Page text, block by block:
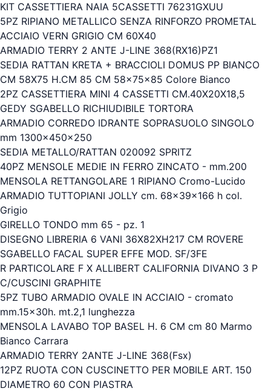
KIT CASSETTIERA NAIA 5CASSETTI 76231GXUU
5PZ RIPIANO METALLICO SENZA RINFORZO PROMETAL
ACCIAIO VERN GRIGIO CM 60X40
ARMADIO TERRY 2 ANTE J-LINE 368(RX16)PZ1
SEDIA RATTAN KRETA + BRACCIOLI DOMUS PP BIANCO
CM 58X75 H.CM 85 CM 58x75x85 Colore Bianco
2PZ CASSETTIERA MINI 4 CASSETTI CM.40X20X18,5
GEDY SGABELLO RICHIUDIBILE TORTORA
ARMADIO CORREDO IDRANTE SOPRASUOLO SINGOLO
mm 1300x450x250
SEDIA METALLO/RATTAN 020092 SPRITZ
40PZ MENSOLE MEDIE IN FERRO ZINCATO - mm.200
MENSOLA RETTANGOLARE 1 RIPIANO Cromo-Lucido
ARMADIO TUTTOPIANI JOLLY cm. 68x39x166 h col.
Grigio
GIRELLO TONDO mm 65 - pz. 1
DISEGNO LIBRERIA 6 VANI 36X82XH217 CM ROVERE
SGABELLO FACAL SUPER EFFE MOD. SF/3FE
R PARTICOLARE F X ALLIBERT CALIFORNIA DIVANO 3 P
C/CUSCINI GRAPHITE
5PZ TUBO ARMADIO OVALE IN ACCIAIO - cromato
mm.15x30h. mt.2,1 lunghezza
MENSOLA LAVABO TOP BASEL H. 6 CM cm 80 Marmo
Bianco Carrara
ARMADIO TERRY 2ANTE J-LINE 368(Fsx)
12PZ RUOTA CON CUSCINETTO PER MOBILE ART. 150
DIAMETRO 60 CON PIASTRA